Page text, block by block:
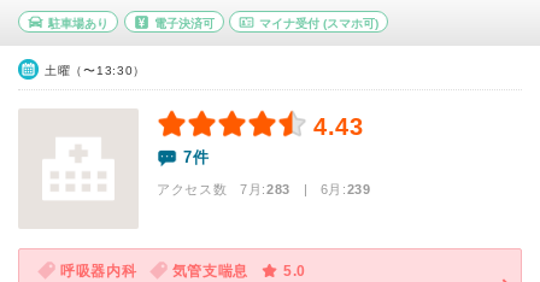
駐車場あり 電子決済可 マイナ受付 (スマホ可)
土曜（〜13:30）
4.43
7件
アクセス数 7月:283 | 6月:239
呼吸器内科 気管支喘息
5.0